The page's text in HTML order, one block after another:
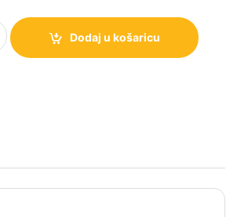
TGR50W-VH količina
Dodaj u košaricu